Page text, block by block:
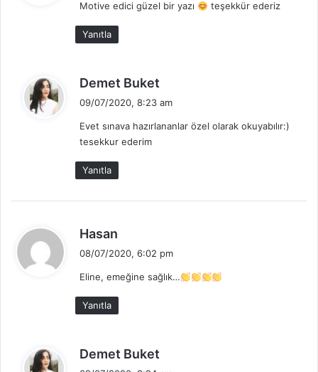
i
Motive edici güzel bir yazı teşekkür ederiz
Yanıtla
Demet Buket
i
09/07/2020, 8:23 am
Evet sınava hazırlananlar özel olarak okuyabılır:)
tesekkur ederim
Yanıtla
Hasan
e
i
k
i
08/07/2020, 6:02 pm
Eline, emeğine sağlık…
Yanıtla
Demet Buket